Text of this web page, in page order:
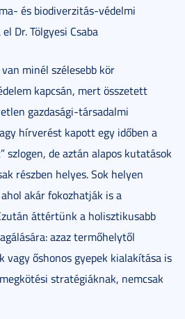
és biodiverzitás-védelmi
Dr. Tölgyesi Csaba
minél szélesebb kör
kapcsán, mert összetett
gazdasági-társadalmi
hírverést kapott egy időben a
szlogen, de aztán alapos kutatások
részben helyes. Sok helyen
akár fokozhatják is a
áttértünk a holisztikusabb
azaz termőhelytől
vagy őshonos gyepek kialakítása is
stratégiáknak, nemcsak